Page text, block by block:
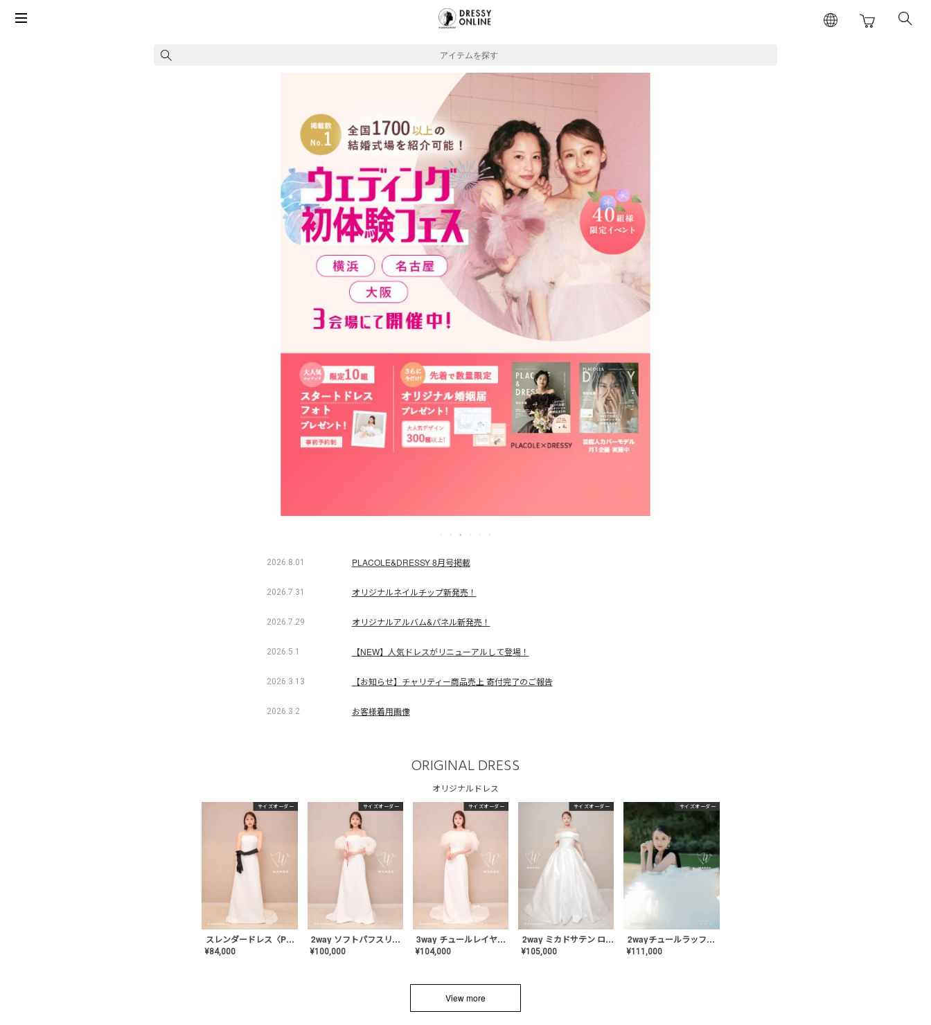
アイテムを探す
2026.8.01 PLACOLE&DRESSY 8月号掲載
2026.7.31 オリジナルネイルチップ新発売！
2026.7.29 オリジナルアルバム&パネル新発売！
2026.5.1 【NEW】人気ドレスがリニューアルして登場！
2026.3.13 【お知らせ】チャリティー商品売上 寄付完了のご報告
2026.3.2 お客様着用画像
ORIGINAL DRESS
オリジナルドレス
サイズオーダー
スレンダードレス〈PD-WDOR-2110〉
¥84,000
サイズオーダー
2way ソフトパフスリーブ スレンダードレス〈PD-WDOR-2112〉
¥100,000
サイズオーダー
3way チュールレイヤーオフショルダー スレンダードレス〈PD-WDOR-2111〉
¥104,000
サイズオーダー
2way ミカドサテン ロールカラードレス〈PD-WDOR-511〉
¥105,000
サイズオーダー
2wayチュールラッフルドレス〈PD-WDOR-341〉
¥111,000
View more